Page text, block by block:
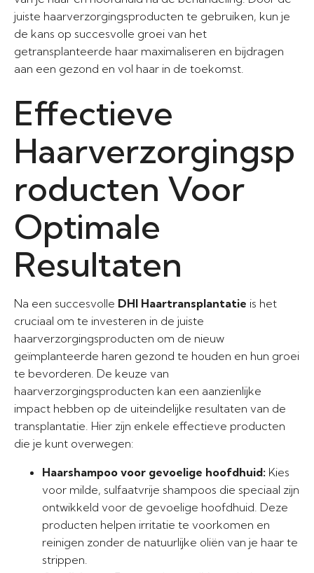
juiste haarverzorgingsproducten te gebruiken, kun je
de kans op succesvolle groei van het
getransplanteerde haar maximaliseren en bijdragen
aan een gezond en vol haar in de toekomst.
Effectieve
Haarverzorgingsp
roducten Voor
Optimale
Resultaten
Na een succesvolle DHI Haartransplantatie is het
cruciaal om te investeren in de juiste
haarverzorgingsproducten om de nieuw
geïmplanteerde haren gezond te houden en hun groei
te bevorderen. De keuze van
haarverzorgingsproducten kan een aanzienlijke
impact hebben op de uiteindelijke resultaten van de
transplantatie. Hier zijn enkele effectieve producten
die je kunt overwegen:
Haarshampoo voor gevoelige hoofdhuid: Kies
voor milde, sulfaatvrije shampoos die speciaal zijn
ontwikkeld voor de gevoelige hoofdhuid. Deze
producten helpen irritatie te voorkomen en
reinigen zonder de natuurlijke oliën van je haar te
strippen.